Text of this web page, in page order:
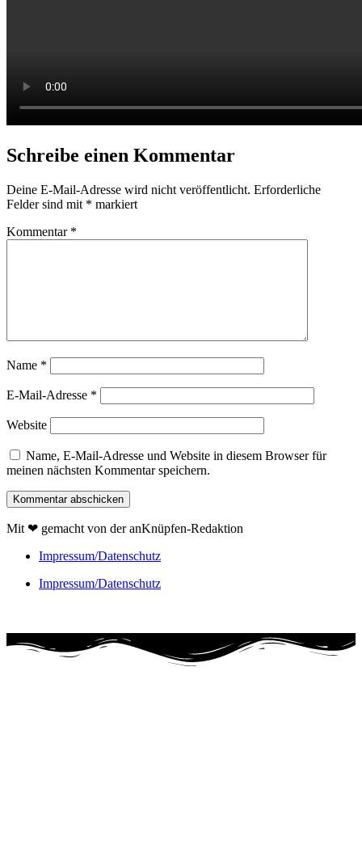
Schreibe einen Kommentar
Deine E-Mail-Adresse wird nicht veröffentlicht. Erforderliche
Felder sind mit * markiert
Kommentar *
Name *
E-Mail-Adresse *
Website
Name, E-Mail-Adresse und Website in diesem Browser für
meinen nächsten Kommentar speichern.
Mit ❤ gemacht von der anKnüpfen-Redaktion
Impressum/Datenschutz
Impressum/Datenschutz